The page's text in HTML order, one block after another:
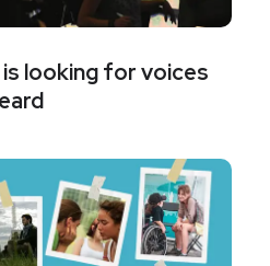
looking for voices